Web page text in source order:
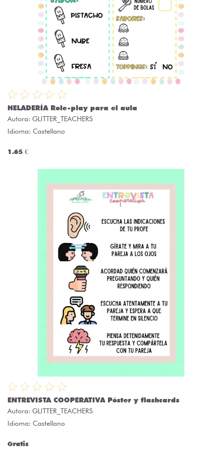
HELADERÍA Role-play para el aula
Autora: GLITTER_TEACHERS
Idioma: Castellano
1.65 €
ENTREVISTA COOPERATIVA Póster y flashcards
Autora: GLITTER_TEACHERS
Idioma: Castellano
Gratis